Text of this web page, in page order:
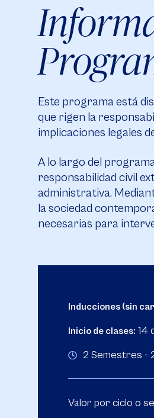
Este programa está
que rigen la
implicaciones legales
A lo largo del
responsabilidad civil
administrativa.
la sociedad
necesarias para
Inducciones (sin
Inicio de clases: 14
2 Semestres -
Valor por ciclo o